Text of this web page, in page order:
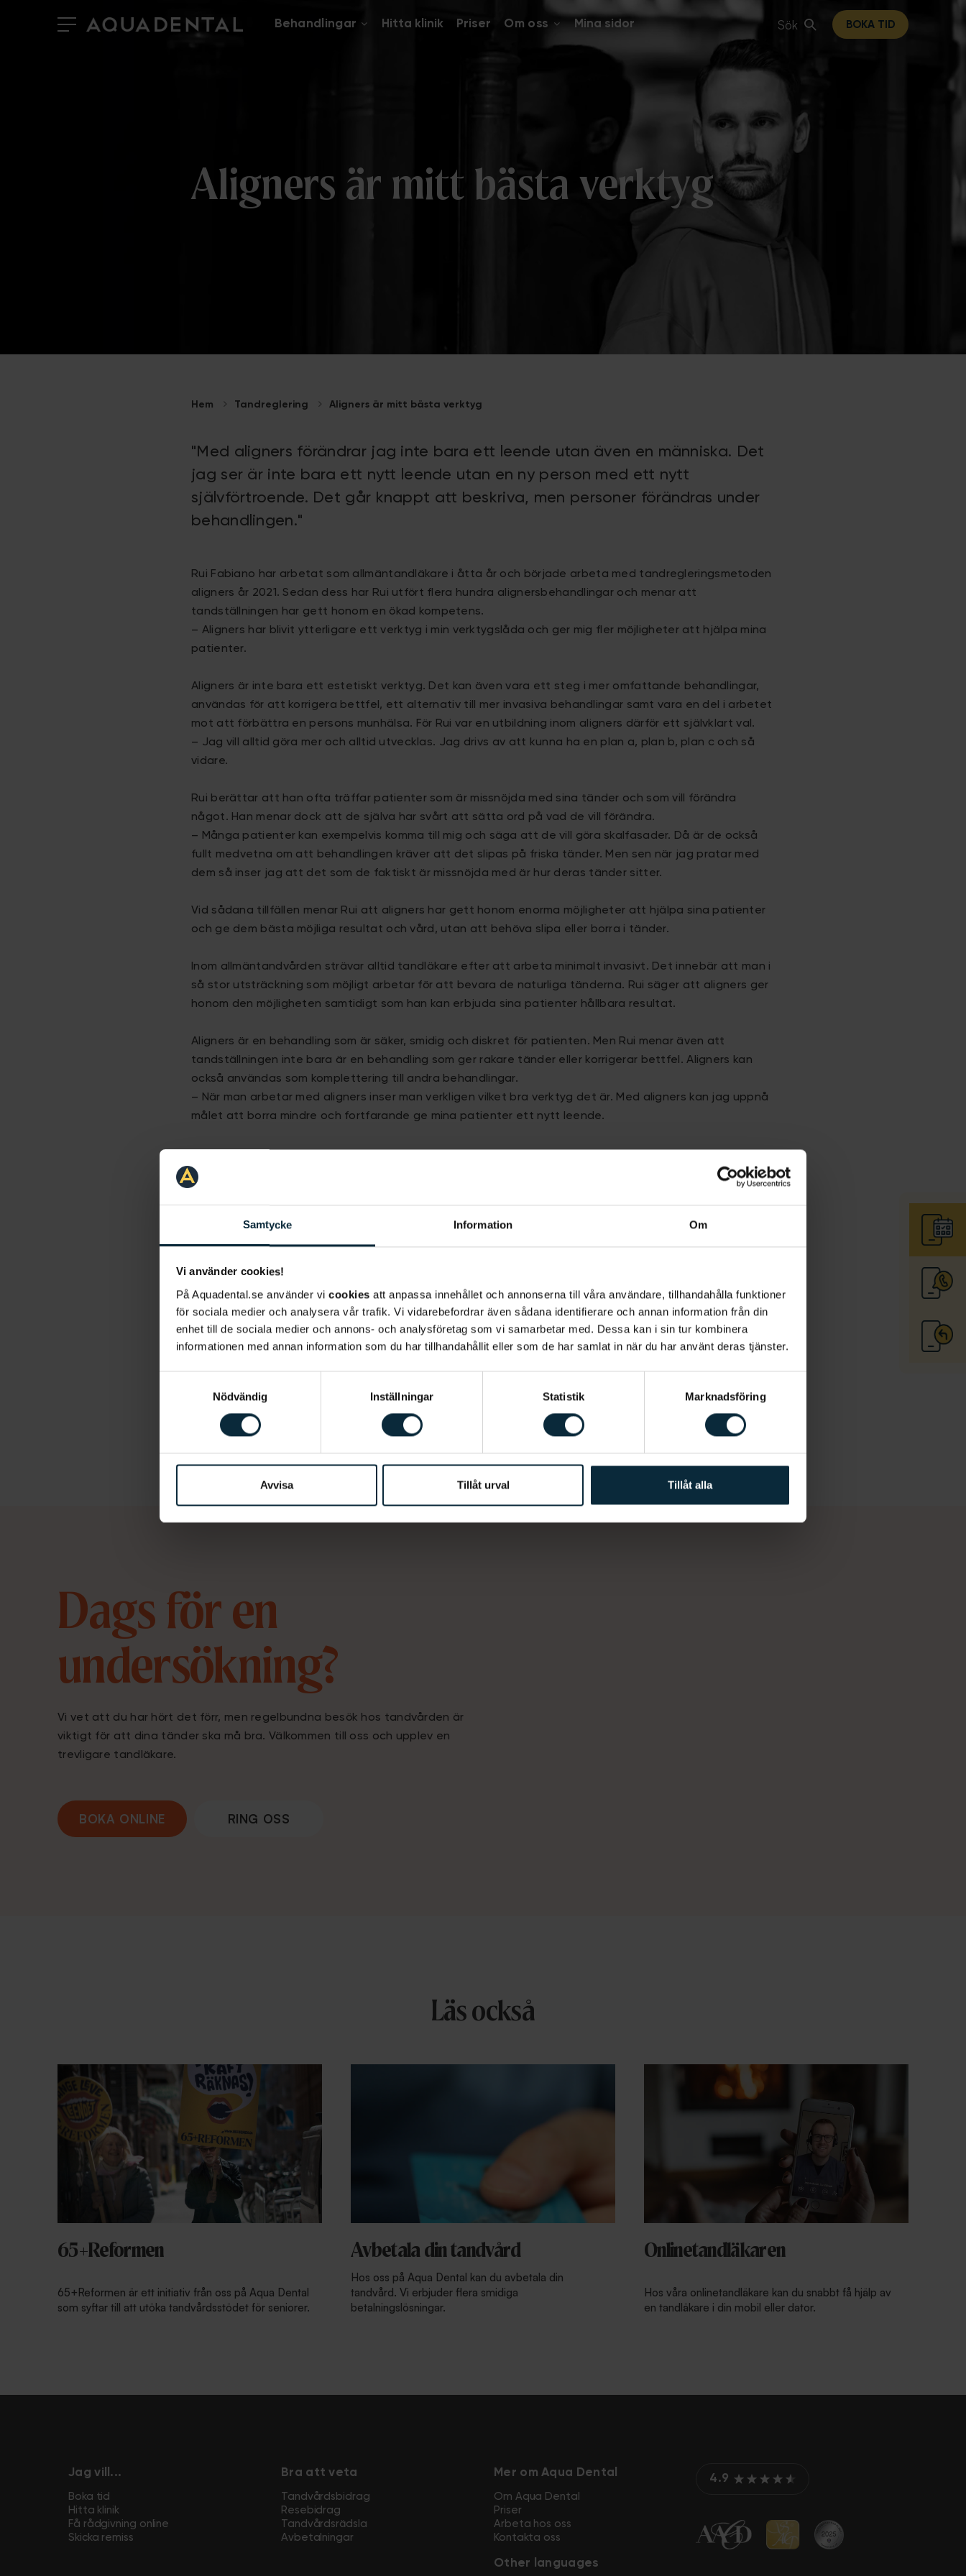
Samtycke Information Om
Vi använder cookies!
På Aquadental.se använder vi cookies att anpassa innehållet och annonserna till våra användare, tillhandahålla funktioner
för sociala medier och analysera vår trafik. Vi vidarebefordrar även sådana identifierare och annan information från din
enhet till de sociala medier och annons- och analysföretag som vi samarbetar med. Dessa kan i sin tur kombinera
informationen med annan information som du har tillhandahållit eller som de har samlat in när du har använt deras tjänster.
Nödvändig
Inställningar Statistik Marknadsföring
Avvisa Tillåt urval Tillåt alla
Behandlingar Hitta klinik Priser Om oss Mina sidor Sök BOKA TID
Aligners är mitt bästa verktyg
Hem Tandreglering Aligners är mitt bästa verktyg
"Med aligners förändrar jag inte bara ett leende utan även en människa. Det
jag ser är inte bara ett nytt leende utan en ny person med ett nytt
självförtroende. Det går knappt att beskriva, men personer förändras under
behandlingen."
Rui Fabiano har arbetat som allmäntandläkare i åtta år och började arbeta med tandregleringsmetoden
aligners år 2021. Sedan dess har Rui utfört flera hundra alignersbehandlingar och menar att
tandställningen har gett honom en ökad kompetens.
– Aligners har blivit ytterligare ett verktyg i min verktygslåda och ger mig fler möjligheter att hjälpa mina
patienter.
Aligners är inte bara ett estetiskt verktyg. Det kan även vara ett steg i mer omfattande behandlingar,
användas för att korrigera bettfel, ett alternativ till mer invasiva behandlingar samt vara en del i arbetet
mot att förbättra en persons munhälsa. För Rui var en utbildning inom aligners därför ett självklart val.
– Jag vill alltid göra mer och alltid utvecklas. Jag drivs av att kunna ha en plan a, plan b, plan c och så
vidare.
Rui berättar att han ofta träffar patienter som är missnöjda med sina tänder och som vill förändra
något. Han menar dock att de själva har svårt att sätta ord på vad de vill förändra.
– Många patienter kan exempelvis komma till mig och säga att de vill göra skalfasader. Då är de också
fullt medvetna om att behandlingen kräver att det slipas på friska tänder. Men sen när jag pratar med
dem så inser jag att det som de faktiskt är missnöjda med är hur deras tänder sitter.
Vid sådana tillfällen menar Rui att aligners har gett honom enorma möjligheter att hjälpa sina patienter
och ge dem bästa möjliga resultat och vård, utan att behöva slipa eller borra i tänder.
Inom allmäntandvården strävar alltid tandläkare efter att arbeta minimalt invasivt. Det innebär att man i
så stor utsträckning som möjligt arbetar för att bevara de naturliga tänderna. Rui säger att aligners ger
honom den möjligheten samtidigt som han kan erbjuda sina patienter hållbara resultat.
Aligners är en behandling som är säker, smidig och diskret för patienten. Men Rui menar även att
tandställningen inte bara är en behandling som ger rakare tänder eller korrigerar bettfel. Aligners kan
också användas som komplettering till andra behandlingar.
– När man arbetar med aligners inser man verkligen vilket bra verktyg det är. Med aligners kan jag uppnå
målet att borra mindre och fortfarande ge mina patienter ett nytt leende.
Vill du hellre bli uppringd av oss?
Information om artikeln
Vanliga frågor om Invisalign Framtidens ortodontist
Dags för en
undersökning?
Vi vet att du har hört det förr, men regelbundna besök hos tandvården är
viktigt för att dina tänder ska må bra. Välkommen till oss och upplev en
trevligare tandläkare.
BOKA ONLINE RING OSS
Läs också
65+Reformen
65+Reformen är ett initiativ från oss på Aqua Dental
som syftar till att utöka tandvårdsstödet för seniorer.
Avbetala din tandvård
Hos oss på Aqua Dental kan du avbetala din
tandvård. Vi erbjuder flera smidiga
betalningslösningar.
Onlinetandläkaren
Hos våra onlinetandläkare kan du snabbt få hjälp av
en tandläkare i din mobil eller dator.
Jag vill...
Boka tid
Hitta klinik
Få rådgivning online
Skicka remiss
Bra att veta
Tandvårdsbidrag
Resebidrag
Tandvårdsrädsla
Avbetalningar
Mer om Aqua Dental
Om Aqua Dental
Priser
Arbeta hos oss
Kontakta oss
Other languages
4.9